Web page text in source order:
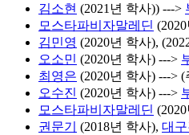
김소현 (2021년 학사)) --->
모스타파비자말레딘
김민영 (2020년 학사),
오소민 (2020년 학사) --->
최영은 (2020년 학사) --->
오수진 (2020년 학사) --->
모스타파비자말레딘
권문기
(2018년 학사), 대